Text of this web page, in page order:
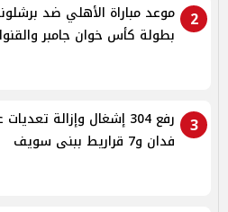
2
موعد مباراة الأهلي ضد
بطولة كأس خوان جامبر
3
رفع 304 إشغال وإزالة
فدان و7 قراريط ببنى سويف